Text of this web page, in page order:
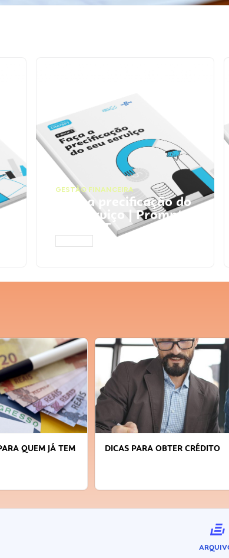
GESTÃO FINANCEIRA
Faça a precificação do
seu serviço | Prompts
ChatGPT
QUEM JÁ TEM
DICAS PARA OBTER CRÉDITO